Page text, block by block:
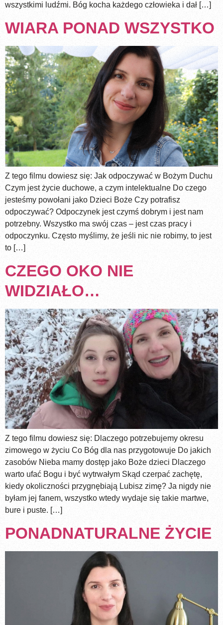
wszystkimi ludźmi. Bóg kocha każdego człowieka i dał […]
WIARA PONAD WSZYSTKO
Z tego filmu dowiesz się: Jak odpoczywać w Bożym Duchu
Czym jest życie duchowe, a czym intelektualne Do czego
jesteśmy powołani jako Dzieci Boże Czy potrafisz
odpoczywać? Odpoczynek jest czymś dobrym i jest nam
potrzebny. Wszystko ma swój czas – jest czas pracy i
odpoczynku. Często myślimy, że jeśli nic nie robimy, to jest
to […]
CZEGO OKO NIE
WIDZIAŁO…
Z tego filmu dowiesz się: Dlaczego potrzebujemy okresu
zimowego w życiu Co Bóg dla nas przygotowuje Do jakich
zasobów Nieba mamy dostęp jako Boże dzieci Dlaczego
warto ufać Bogu i być wytrwałym Skąd czerpać zachętę,
kiedy okoliczności przygnębiają Lubisz zimę? Ja nigdy nie
byłam jej fanem, wszystko wtedy wydaje się takie martwe,
bure i puste. […]
PONADNATURALNE ŻYCIE